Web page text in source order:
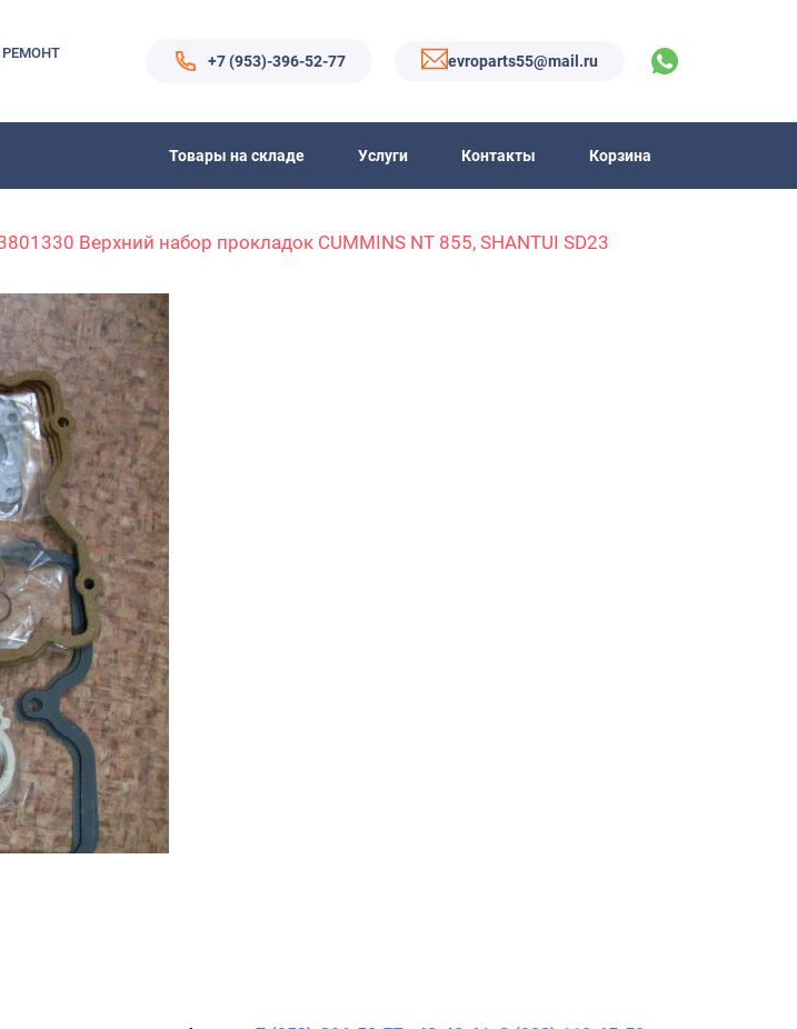
РЕМОНТ
+7 (953)-396-52-77 evroparts55@mail.ru
Товары на складе Услуги Контакты Корзина
Верхний набор прокладок CUMMINS NT 855, SHANTUI SD23